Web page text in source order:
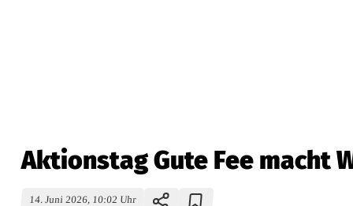
Aktionstag Gute Fee macht
14. Juni 2026, 10:02 Uhr